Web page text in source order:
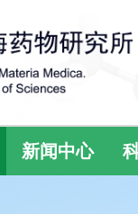
新闻中心